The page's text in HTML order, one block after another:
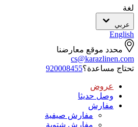
لغة
عربي
English
محدد موقع معارضنا
cs@karazlinen.com
تحتاج مساعدة؟920008455
عروض
وصل حديثا
مفارش
مفارش صيفية
مفارش شتوية